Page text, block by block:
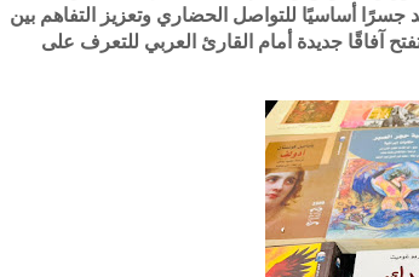
جسرًا أساسيًا للتواصل الحضاري وتعزيز التفاهم بين
آفاقًا جديدة أمام القارئ العربي للتعرف على